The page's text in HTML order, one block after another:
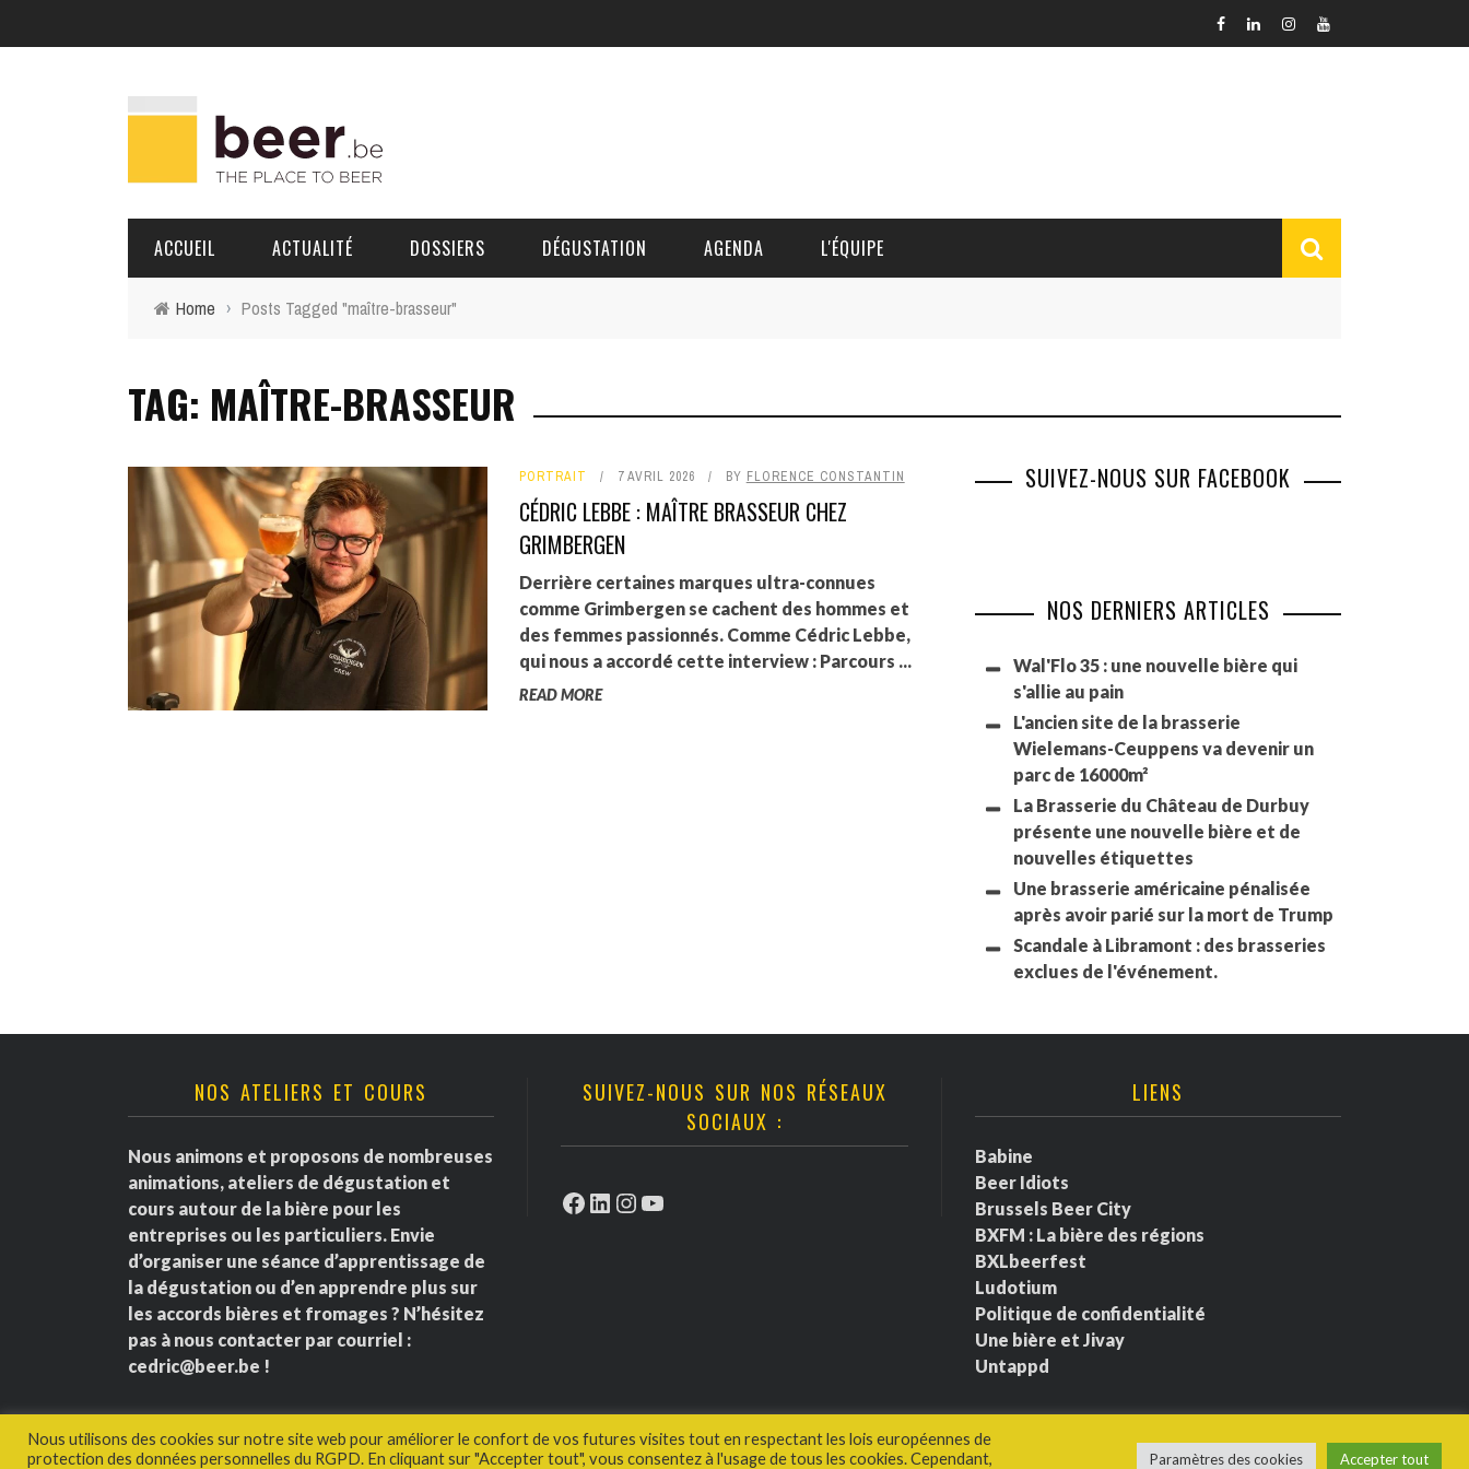
ACCUEIL ACTUALITÉ DOSSIERS
PORTRAITS
DÉGUSTATION AGENDA L'ÉQUIPE
HÉLÈNE SPITAELS
AGALMA PADAW0NE
FLORENCE CONSTANTIN
Home › Posts Tagged "maître-brasseur"
TAG: MAÎTRE-BRASSEUR
PORTRAIT 7 AVRIL 2026 BY FLORENCE CONSTANTIN
CÉDRIC LEBBE : MAÎTRE BRASSEUR CHEZ
GRIMBERGEN
Derrière certaines marques ultra-connues
comme Grimbergen se cachent des hommes et
des femmes passionnés. Comme Cédric Lebbe,
qui nous a accordé cette interview : Parcours ...
READ MORE
SUIVEZ-NOUS SUR FACEBOOK
NOS DERNIERS ARTICLES
Wal'Flo 35 : une nouvelle bière qui
s'allie au pain
L'ancien site de la brasserie
Wielemans-Ceuppens va devenir un
parc de 16000m²
La Brasserie du Château de Durbuy
présente une nouvelle bière et de
nouvelles étiquettes
Une brasserie américaine pénalisée
après avoir parié sur la mort de Trump
Scandale à Libramont : des brasseries
exclues de l'événement.
NOS ATELIERS ET COURS
Nous animons et proposons de nombreuses
animations, ateliers de dégustation et
cours autour de la bière pour les
entreprises ou les particuliers. Envie
d’organiser une séance d’apprentissage de
la dégustation ou d’en apprendre plus sur
les accords bières et fromages ? N’hésitez
pas à nous contacter par courriel :
cedric@beer.be !
SUIVEZ-NOUS SUR NOS RÉSEAUX
SOCIAUX :
Facebook
LinkedIn
Instagram
YouTube
LIENS
Babine
Beer Idiots
Brussels Beer City
BXFM : La bière des régions
BXLbeerfest
Ludotium
Politique de confidentialité
Une bière et Jivay
Untappd
Nous utilisons des cookies sur notre site web pour améliorer le confort de vos futures visites tout en respectant les lois européennes de
protection des données personnelles du RGPD. En cliquant sur "Accepter tout", vous consentez à l'usage de tous les cookies. Cependant,
Paramètres des cookies Accepter tout